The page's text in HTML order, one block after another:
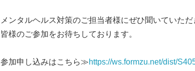
メンタルヘルス対策のご担当者様にぜひ聞いていただ
皆様のご参加をお待ちしております。
参加申し込みはこちら≫https://ws.formzu.net/dist/